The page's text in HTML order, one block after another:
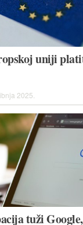
uniji
2025.
tuži